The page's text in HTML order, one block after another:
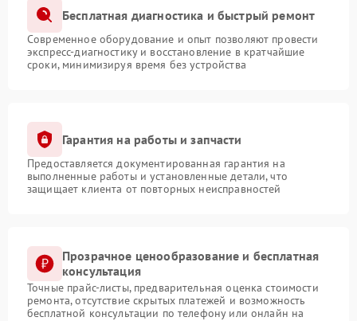
Бесплатная диагностика и быстрый ремонт
Современное оборудование и опыт позволяют провести
экспресс-диагностику и восстановление в кратчайшие
сроки, минимизируя время без устройства
Гарантия на работы и запчасти
Предоставляется документированная гарантия на
выполненные работы и установленные детали, что
защищает клиента от повторных неисправностей
Прозрачное ценообразование и бесплатная
консультация
Точные прайс-листы, предварительная оценка стоимости
ремонта, отсутствие скрытых платежей и возможность
бесплатной консультации по телефону или онлайн на